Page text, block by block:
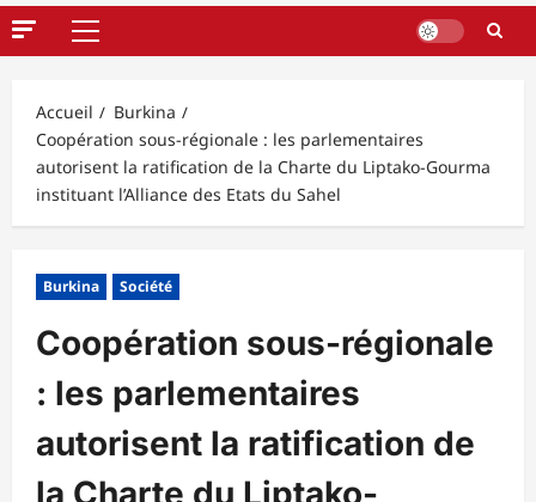
Menu
Accueil
Burkina
Coopération sous-régionale : les parlementaires
autorisent la ratification de la Charte du Liptako-Gourma
instituant l’Alliance des Etats du Sahel
Burkina Société
Coopération sous-régionale
: les parlementaires
autorisent la ratification de
la Charte du Liptako-